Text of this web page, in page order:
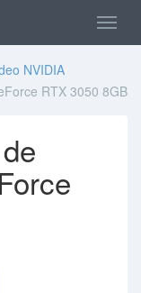
NVIDIA
RTX 3050 8GB